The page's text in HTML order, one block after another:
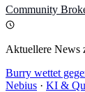
Community
Aktuellere News
Burry wettet
Nebius · KI &